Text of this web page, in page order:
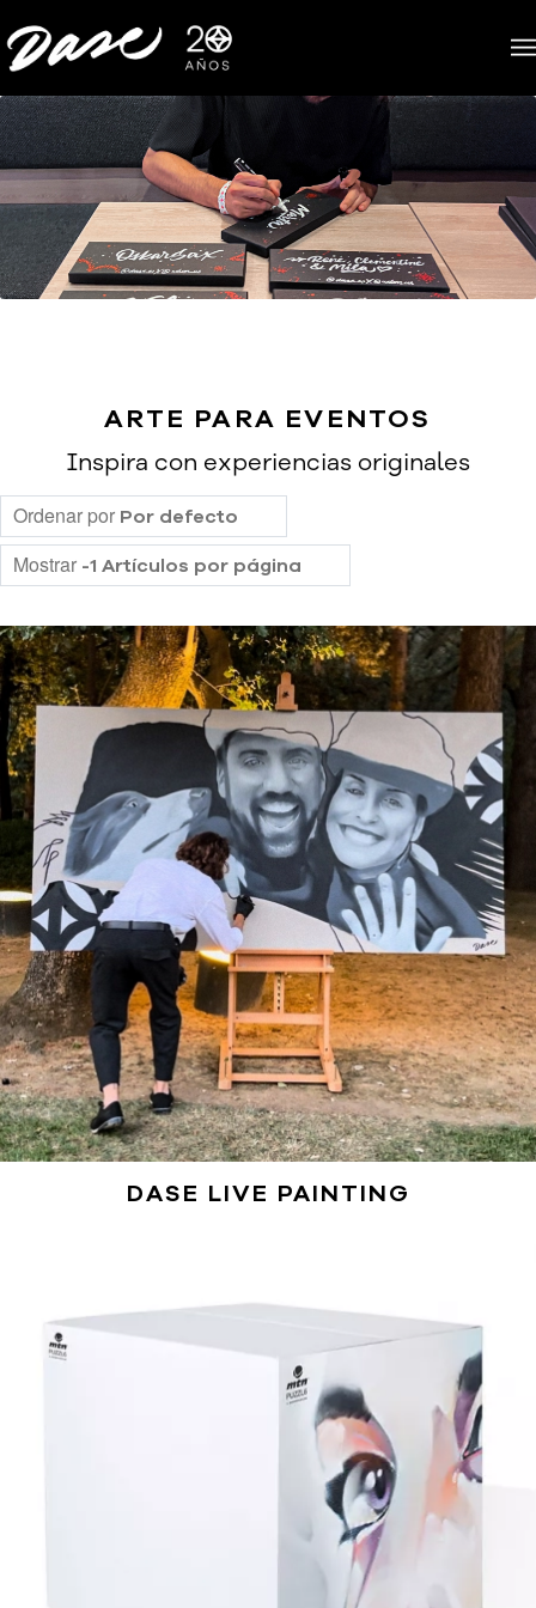
ARTE PARA EVENTOS
Inspira con experiencias originales
Ordenar por Por defecto
Mostrar -1 Artículos por página
DASE LIVE PAINTING